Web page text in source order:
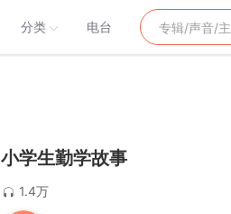
分类 电台
小学生勤学故事
1.4万